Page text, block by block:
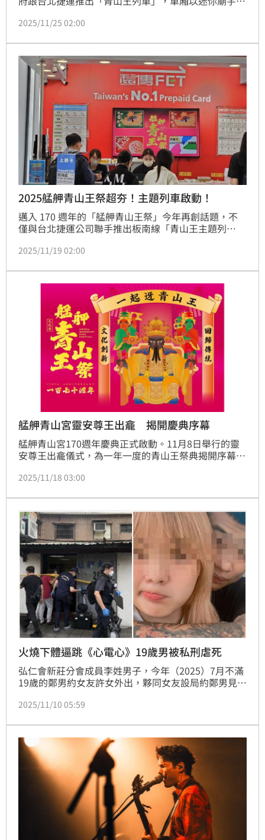
青山宮表示：「搭上青山王列車，就算沒參加祭典，也
2025/11/25 02:00
2025艋舺青山王祭超夯！主題列車啟動！
邁入 170 週年的「艋舺青山王祭」今年再創話題，不
僅與台北捷運公司聯手推出板南線「青山王主題列
卡」。開賣首日吸引國內外旅客排隊詢問，成為旅客踏
2025/11/19 02:00
艋舺青山宮靈安尊王出龕 揭開慶典序幕
艋舺青山宮170週年慶典正式啟動。11月8日舉行的靈
安尊王出龕儀式，為一年一度的青山王祭典揭開序幕。
方於儀式當日封閉廟門與窗戶，莊嚴肅穆的氛圍中，主
民安康。
2025/11/18 03:00
火燒下體逼跳《心電心》19歲男被私刑虐死
弘仁會新莊分會成員李姓男子，今年（2025）7月不滿
19歲的鄭男約女友許女外出，夥同女友設局約鄭男見後
刺、燒下體、還被剪斷牙齒；由於鄭男曾傳《心電心》
死，台北地檢署今（10日）將李嫌等6人起訴。
2025/11/10 05:59